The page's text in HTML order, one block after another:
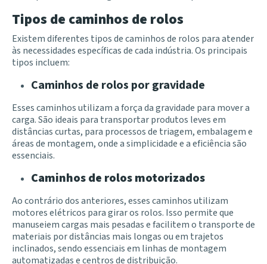
Tipos de caminhos de rolos
Existem diferentes tipos de caminhos de rolos para atender
às necessidades específicas de cada indústria. Os principais
tipos incluem:
Caminhos de rolos por gravidade
Esses caminhos utilizam a força da gravidade para mover a
carga. São ideais para transportar produtos leves em
distâncias curtas, para processos de triagem, embalagem e
áreas de montagem, onde a simplicidade e a eficiência são
essenciais.
Caminhos de rolos motorizados
Ao contrário dos anteriores, esses caminhos utilizam
motores elétricos para girar os rolos. Isso permite que
manuseiem cargas mais pesadas e facilitem o transporte de
materiais por distâncias mais longas ou em trajetos
inclinados, sendo essenciais em linhas de montagem
automatizadas e centros de distribuição.